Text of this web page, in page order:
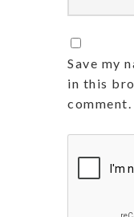
Save my
in this
comment.